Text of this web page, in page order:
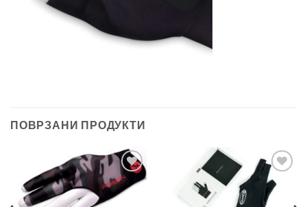
ПОВРЗАНИ ПРОДУКТИ
Во
желботека
Во
желботека